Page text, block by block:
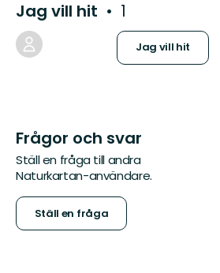
Jag vill hit 1
Jag vill hit
Frågor och svar
Ställ en fråga till andra
Naturkartan-användare.
Ställ en fråga